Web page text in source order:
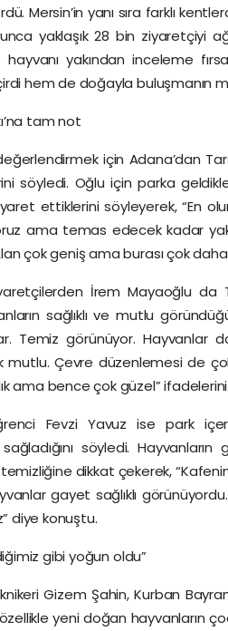
Mersin’in yanı sıra farklı
yaklaşık 28 bin ziyaretçiyi
yakından inceleme
hem de doğayla buluşmanın
tam not
için Adana’dan
söyledi. Oğlu için parka
ettiklerini söyleyerek, “En
ama temas edecek kadar
çok geniş ama burası çok
İrem Mayaoğlu da
sağlıklı ve mutlu
Temiz görünüyor. Hayvanlar
Çevre düzenlemesi de
ama bence çok güzel” ifadelerini
Fevzi Yavuz ise park
söyledi.
dikkat çekerek,
gayet sağlıklı
diye konuştu.
gibi yoğun oldu”
Gizem Şahin, Kurban
özellikle yeni doğan hayvanların